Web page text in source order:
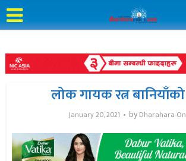
लोक गायक रत्न
January 20, 2021 by Dharahara